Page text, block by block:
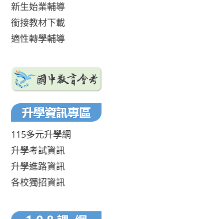
新生始業輔導
銜接教材下載
適性轉學輔導
115多元升學網
升學考試資訊
升學進路資訊
各校獨招資訊